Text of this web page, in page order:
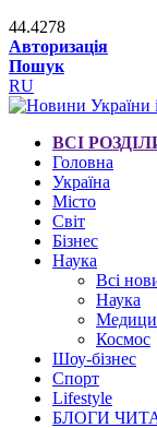
44.4278
Авторизація
Пошук
RU
ВСІ
Головна
Україна
Місто
Світ
Бізнес
Наука
Всі
Наука
Космос
Шоу-бізнес
Спорт
Lifestyle
БЛОГИ